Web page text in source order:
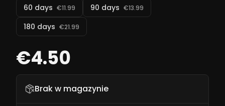
60 days €11.99 90 days €13.99
180 days €21.99
€4.50
Brak w magazynie